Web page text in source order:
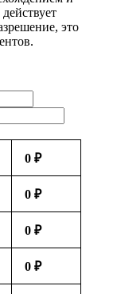
это
0 ₽
0 ₽
0 ₽
0 ₽